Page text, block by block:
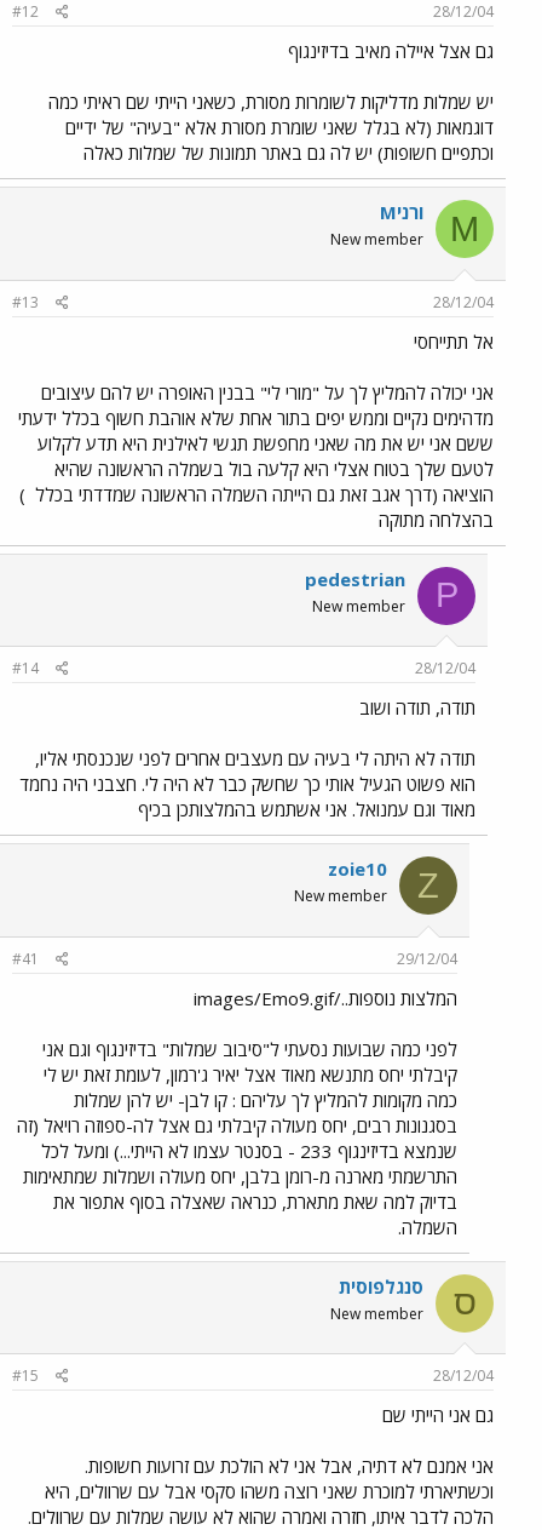
28/12/04
#12
גם אצל איילה מאיב בדיזינגוף
יש שמלות מדליקות לשומרות מסורת, כשאני הייתי שם ראיתי כמה
דוגמאות (לא בגלל שאני שומרת מסורת אלא "בעיה" של ידיים
וכתפיים חשופות) יש לה גם באתר תמונות של שמלות כאלה
M Mורני
New member
28/12/04
#13
אל תתייחסי
אני יכולה להמליץ לך על "מורי לי" בבנין האופרה יש להם עיצובים
מדהימים נקיים וממש יפים בתור אחת שלא אוהבת חשוף בכלל ידעתי
ששם אני יש את מה שאני מחפשת תגשי לאילנית היא תדע לקלוע
לטעם שלך בטוח אצלי היא קלעה בול בשמלה הראשונה שהיא
הוציאה (דרך אגב זאת גם הייתה השמלה הראשונה שמדדתי בכלל )
בהצלחה מתוקה
P
pedestrian
New member
28/12/04
#14
תודה, תודה ושוב
תודה לא היתה לי בעיה עם מעצבים אחרים לפני שנכנסתי אליו,
הוא פשוט הגעיל אותי כך שחשק כבר לא היה לי. חצבני היה נחמד
מאוד וגם עמנואל. אני אשתמש בהמלצותכן בכיף
Z
zoie10
New member
29/12/04
#41
המלצות נוספות../images/Emo9.gif
לפני כמה שבועות נסעתי ל"סיבוב שמלות" בדיזינגוף וגם אני
קיבלתי יחס מתנשא מאוד אצל יאיר ג'רמון, לעומת זאת יש לי
כמה מקומות להמליץ לך עליהם : קו לבן- יש להן שמלות
בסגנונות רבים, יחס מעולה קיבלתי גם אצל לה-ספוזה רויאל (זה
שנמצא בדיזינגוף 233 - בסנטר עצמו לא הייתי...) ומעל לכל
התרשמתי מארנה מ-רומן בלבן, יחס מעולה ושמלות שמתאימות
בדיוק למה שאת מתארת, כנראה שאצלה בסוף אתפור את
השמלה.
ס סנגלפוסית
New member
28/12/04
#15
גם אני הייתי שם
אני אמנם לא דתיה, אבל אני לא הולכת עם זרועות חשופות.
וכשתיארתי למוכרת שאני רוצה משהו סקסי אבל עם שרוולים, היא
הלכה לדבר איתו, חזרה ואמרה שהוא לא עושה שמלות עם שרוולים.